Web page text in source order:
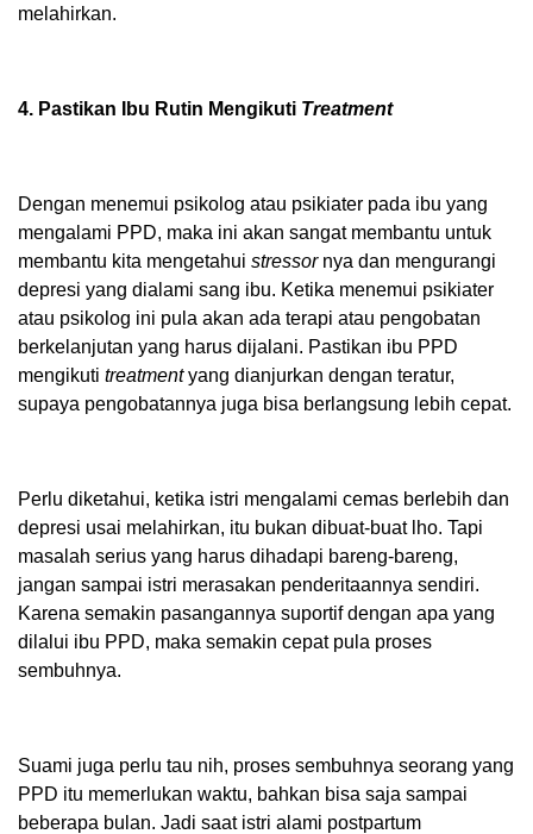
melahirkan.
4. Pastikan Ibu Rutin Mengikuti Treatment
Dengan menemui psikolog atau psikiater pada ibu yang
mengalami PPD, maka ini akan sangat membantu untuk
membantu kita mengetahui stressor nya dan mengurangi
depresi yang dialami sang ibu. Ketika menemui psikiater
atau psikolog ini pula akan ada terapi atau pengobatan
berkelanjutan yang harus dijalani. Pastikan ibu PPD
mengikuti treatmentyang dianjurkan dengan teratur,
supaya pengobatannya juga bisa berlangsung lebih cepat.
Perlu diketahui, ketika istri mengalami cemas berlebih dan
depresi usai melahirkan, itu bukan dibuat-buat lho. Tapi
masalah serius yang harus dihadapi bareng-bareng,
jangan sampai istri merasakan penderitaannya sendiri.
Karena semakin pasangannya suportif dengan apa yang
dilalui ibu PPD, maka semakin cepat pula proses
sembuhnya.
Suami juga perlu tau nih, proses sembuhnya seorang yang
PPD itu memerlukan waktu, bahkan bisa saja sampai
beberapa bulan. Jadi saat istri alami postpartum